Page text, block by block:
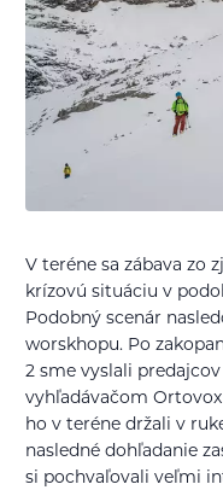
V teréne sa zábava zo
krízovú situáciu v
Podobný scenár
worskhopu. Po
2 sme vyslali
vyhľadávačom
ho v teréne držali v
nasledné dohľadanie
si pochvaľovali veľmi